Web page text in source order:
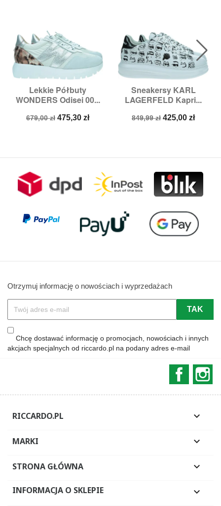
Lekkie Półbuty
WONDERS Odisei 00...
Cena
679,00 zł Cena
475,30 zł
Sneakersy KARL
LAGERFELD Kapri...
Cena
849,99 zł Cena
425,00 zł
Otrzymuj informację o nowościach i wyprzedażach
Chcę dostawać informację o promocjach, nowościach i innych
akcjach specjalnych od riccardo.pl na podany adres e-mail
RICCARDO.PL 
MARKI 
STRONA GŁÓWNA 
INFORMACJA O SKLEPIE 